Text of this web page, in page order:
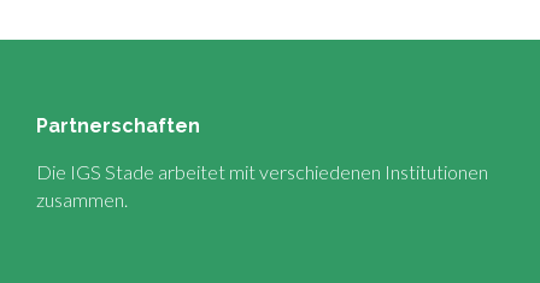
Partnerschaften
Die IGS Stade arbeitet mit verschiedenen Institutionen
zusammen.